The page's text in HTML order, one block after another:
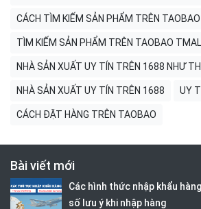
CÁCH TÌM KIẾM SẢN PHẨM TRÊN
TÌM KIẾM SẢN PHẨM TRÊN TAOBAO
NHÀ SẢN XUẤT UY TÍN TRÊN 1688 NHƯ
NHÀ SẢN XUẤT UY TÍN TRÊN 1688 UY
CÁCH ĐẶT HÀNG TRÊN TAOBAO
Bài viết mới
Các hình thức nhập khẩu
số lưu ý khi nhập hàng